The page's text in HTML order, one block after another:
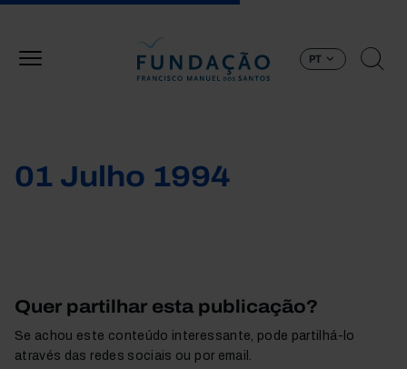
PT
01 Julho 1994
Quer partilhar esta publicação?
Se achou este conteúdo interessante, pode partilhá-lo
através das redes sociais ou por email.